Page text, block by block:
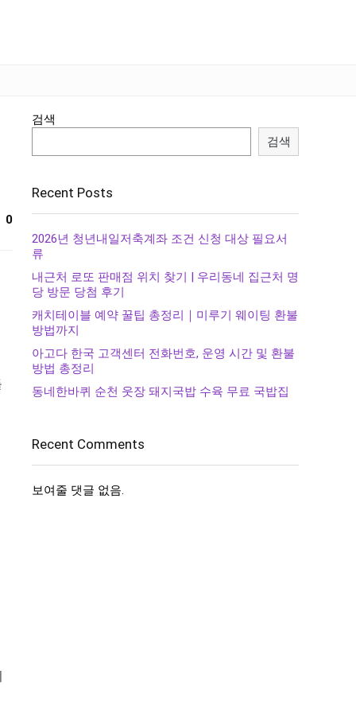
0
검색
검색
Recent Posts
2026년 청년내일저축계좌 조건 신청 대상 필요서
류
내근처 로또 판매점 위치 찾기 | 우리동네 집근처 명
당 방문 당첨 후기
캐치테이블 예약 꿀팁 총정리｜미루기 웨이팅 환불
방법까지
아고다 한국 고객센터 전화번호, 운영 시간 및 환불
방법 총정리
동네한바퀴 순천 웃장 돼지국밥 수육 무료 국밥집
Recent Comments
보여줄 댓글 없음.